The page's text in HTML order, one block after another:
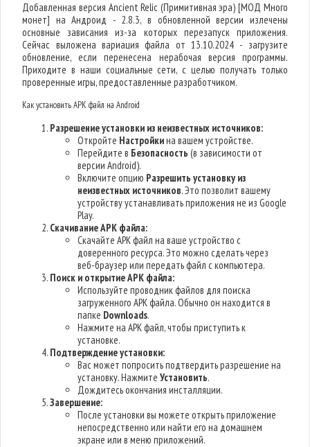
Добавленная версия Ancient Relic (Примитивная эра) [МОД Много
монет] на Андроид - 2.8.3, в обновленной версии излечены
основные зависания из-за которых перезапуск приложения.
Сейчас выложена вариация файла от 13.10.2024 - загрузите
обновление, если перенесена нерабочая версия программы.
Приходите в наши социальные сети, с целью получать только
проверенные игры, предоставленные разработчиком.
Как установить APK файл на Android
Разрешение установки из неизвестных источников:
Откройте Настройкина вашем устройстве.
Перейдите в Безопасность (в зависимости от
версии Android).
Включите опцию Разрешить установку из
неизвестных источников. Это позволит вашему
устройству устанавливать приложения не из Google
Play.
Скачивание APK файла:
Скачайте APK файл на ваше устройство с
доверенного ресурса. Это можно сделать через
веб-браузер или передать файл с компьютера.
Поиск и открытие APK файла:
Используйте проводник файлов для поиска
загруженного APK файла. Обычно он находится в
папке Downloads.
Нажмите на APK файл, чтобы приступить к
установке.
Подтверждение установки:
Вас может попросить подтвердить разрешение на
установку. НажмитеУстановить.
Дождитесь окончания инсталляции.
Завершение:
После установки вы можете открыть приложение
непосредственно или найти его на домашнем
экране или в меню приложений.